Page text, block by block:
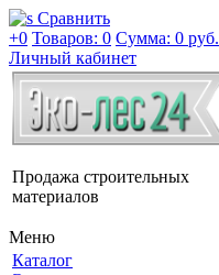
Сравнить
+0 Товаров: 0 Сумма: 0 руб.
Личный кабинет
Продажа строительных
материалов
Меню
Каталог